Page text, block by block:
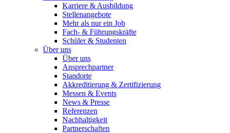
Karriere & Ausbildung
Stellenangebote
Mehr als nur ein Job
Fach- & Führungskräfte
Schüler & Studenten
Über uns
Über uns
Ansprechpartner
Standorte
Akkreditierung & Zertifizierung
Messen & Events
News & Presse
Referenzen
Nachhaltigkeit
Partnerschaften